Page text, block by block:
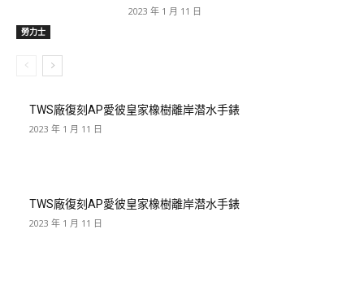
勞力士
2023 年 1 月 11 日
TWS廠復刻AP愛彼皇家橡樹離岸潜水手錶
2023 年 1 月 11 日
TWS廠復刻AP愛彼皇家橡樹離岸潜水手錶
2023 年 1 月 11 日